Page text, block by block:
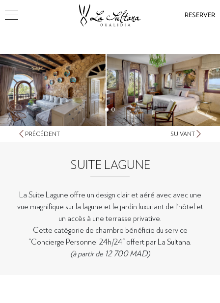
RESERVER
SUITE LAGUNE
La Suite Lagune offre un design clair et aéré avec avec une
vue magnifique sur la lagune et le jardin luxuriant de l'hôtel et
un accès à une terrasse privative.
Cette catégorie de chambre bénéficie du service
"Concierge Personnel 24h/24" offert par La Sultana.
(à partir de 12 700 MAD)
PRÉCÉDENT SUIVANT